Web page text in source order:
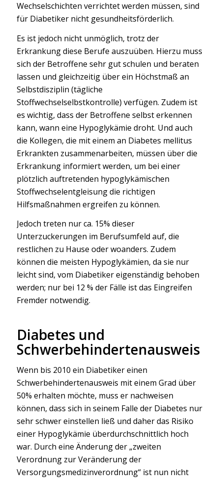
Wechselschichten verrichtet werden müssen, sind
für Diabetiker nicht gesundheitsförderlich.
Es ist jedoch nicht unmöglich, trotz der
Erkrankung diese Berufe auszuüben. Hierzu muss
sich der Betroffene sehr gut schulen und beraten
lassen und gleichzeitig über ein Höchstmaß an
Selbstdisziplin (tägliche
Stoffwechselselbstkontrolle) verfügen. Zudem ist
es wichtig, dass der Betroffene selbst erkennen
kann, wann eine Hypoglykämie droht. Und auch
die Kollegen, die mit einem an Diabetes mellitus
Erkrankten zusammenarbeiten, müssen über die
Erkrankung informiert werden, um bei einer
plötzlich auftretenden hypoglykämischen
Stoffwechselentgleisung die richtigen
Hilfsmaßnahmen ergreifen zu können.
Jedoch treten nur ca. 15% dieser
Unterzuckerungen im Berufsumfeld auf, die
restlichen zu Hause oder woanders. Zudem
können die meisten Hypoglykämien, da sie nur
leicht sind, vom Diabetiker eigenständig behoben
werden; nur bei 12 % der Fälle ist das Eingreifen
Fremder notwendig.
Diabetes und
Schwerbehindertenausweis
Wenn bis 2010 ein Diabetiker einen
Schwerbehindertenausweis mit einem Grad über
50% erhalten möchte, muss er nachweisen
können, dass sich in seinem Falle der Diabetes nur
sehr schwer einstellen ließ und daher das Risiko
einer Hypoglykämie überdurchschnittlich hoch
war. Durch eine Änderung der „zweiten
Verordnung zur Veränderung der
Versorgungsmedizinverordnung“ ist nun nicht